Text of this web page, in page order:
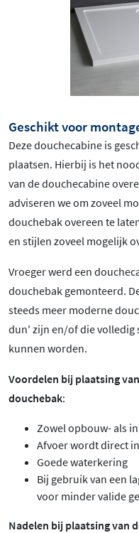
Geschikt voor
Deze douchecabine is
plaatsen. Hierbij is het
van de douchecabine
adviseren we om zoveel
douchebak overeen te
en stijlen zoveel mogelijk
Vroeger werd een
douchebak gemonteerd.
steeds meer moderne
dun' zijn en/of die volledig
kunnen worden.
Voordelen bij plaatsing
douchebak:
Zowel opbouw- als
Afvoer wordt direct
Goede waterkering
Bij gebruik van een
voor minder valide
Nadelen bij plaatsing van